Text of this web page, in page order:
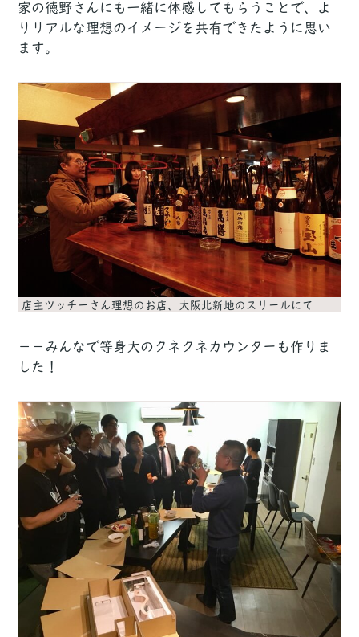
家の徳野さんにも一緒に体感してもらうことで、よ
りリアルな理想のイメージを共有できたように思い
ます。
店主ツッチーさん理想のお店、大阪北新地のスリールにて
－－みんなで等身大のクネクネカウンターも作りま
した！